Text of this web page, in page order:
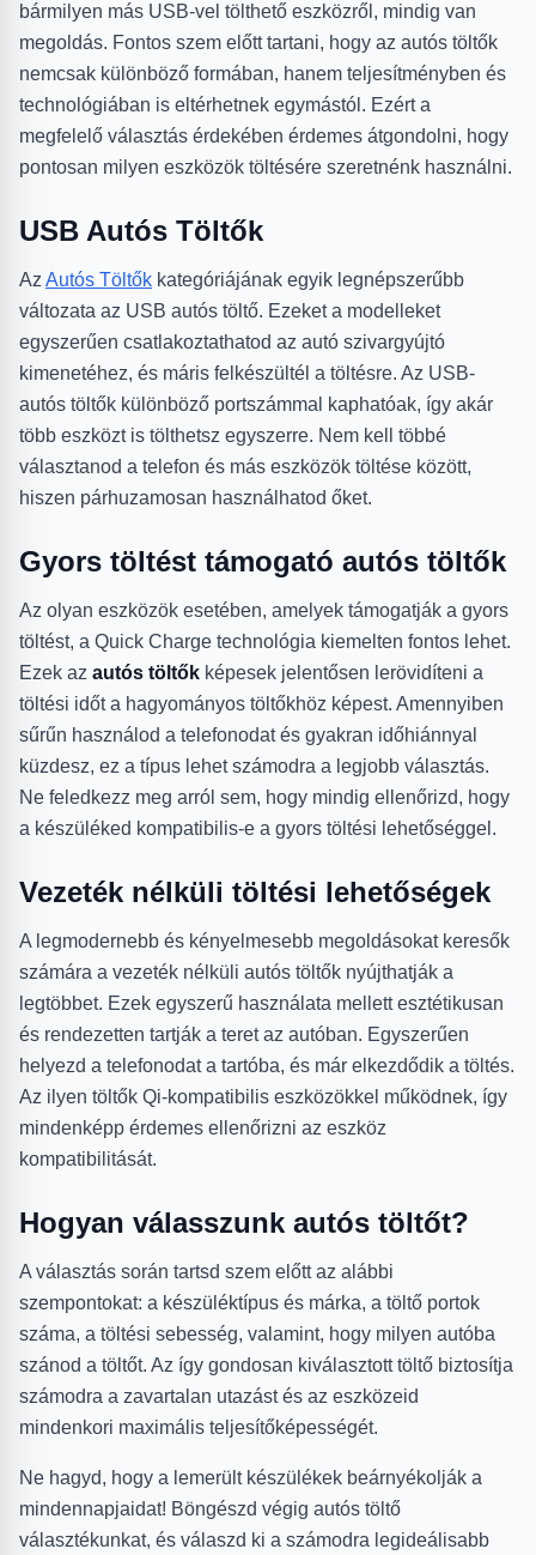
bármilyen más USB-vel tölthető eszközről, mindig van
megoldás. Fontos szem előtt tartani, hogy az autós töltők
nemcsak különböző formában, hanem teljesítményben és
technológiában is eltérhetnek egymástól. Ezért a
megfelelő választás érdekében érdemes átgondolni, hogy
pontosan milyen eszközök töltésére szeretnénk használni.
USB Autós Töltők
Az Autós Töltők kategóriájának egyik legnépszerűbb
változata az USB autós töltő. Ezeket a modelleket
egyszerűen csatlakoztathatod az autó szivargyújtó
kimenetéhez, és máris felkészültél a töltésre. Az USB-
autós töltők különböző portszámmal kaphatóak, így akár
több eszközt is tölthetsz egyszerre. Nem kell többé
választanod a telefon és más eszközök töltése között,
hiszen párhuzamosan használhatod őket.
Gyors töltést támogató autós töltők
Az olyan eszközök esetében, amelyek támogatják a gyors
töltést, a Quick Charge technológia kiemelten fontos lehet.
Ezek az autós töltők képesek jelentősen lerövidíteni a
töltési időt a hagyományos töltőkhöz képest. Amennyiben
sűrűn használod a telefonodat és gyakran időhiánnyal
küzdesz, ez a típus lehet számodra a legjobb választás.
Ne feledkezz meg arról sem, hogy mindig ellenőrizd, hogy
a készüléked kompatibilis-e a gyors töltési lehetőséggel.
Vezeték nélküli töltési lehetőségek
A legmodernebb és kényelmesebb megoldásokat keresők
számára a vezeték nélküli autós töltők nyújthatják a
legtöbbet. Ezek egyszerű használata mellett esztétikusan
és rendezetten tartják a teret az autóban. Egyszerűen
helyezd a telefonodat a tartóba, és már elkezdődik a töltés.
Az ilyen töltők Qi-kompatibilis eszközökkel működnek, így
mindenképp érdemes ellenőrizni az eszköz
kompatibilitását.
Hogyan válasszunk autós töltőt?
A választás során tartsd szem előtt az alábbi
szempontokat: a készüléktípus és márka, a töltő portok
száma, a töltési sebesség, valamint, hogy milyen autóba
szánod a töltőt. Az így gondosan kiválasztott töltő biztosítja
számodra a zavartalan utazást és az eszközeid
mindenkori maximális teljesítőképességét.
Ne hagyd, hogy a lemerült készülékek beárnyékolják a
mindennapjaidat! Böngészd végig autós töltő
választékunkat, és válaszd ki a számodra legideálisabb